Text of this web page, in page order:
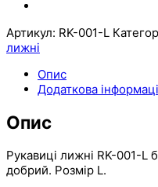
Артикул: RK-001-L
лижні
Опис
Додаткова
Опис
Рукавиці лижні RK-001-L
добрий. Розмір L.